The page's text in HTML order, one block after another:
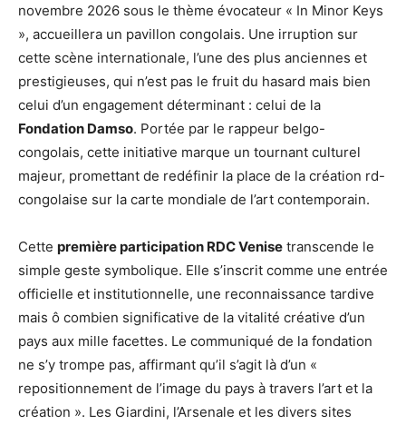
novembre 2026 sous le thème évocateur « In Minor Keys
», accueillera un pavillon congolais. Une irruption sur
cette scène internationale, l’une des plus anciennes et
prestigieuses, qui n’est pas le fruit du hasard mais bien
celui d’un engagement déterminant : celui de la
Fondation Damso. Portée par le rappeur belgo-
congolais, cette initiative marque un tournant culturel
majeur, promettant de redéfinir la place de la création rd-
congolaise sur la carte mondiale de l’art contemporain.
Cette première participation RDC Venise transcende le
simple geste symbolique. Elle s’inscrit comme une entrée
officielle et institutionnelle, une reconnaissance tardive
mais ô combien significative de la vitalité créative d’un
pays aux mille facettes. Le communiqué de la fondation
ne s’y trompe pas, affirmant qu’il s’agit là d’un «
repositionnement de l’image du pays à travers l’art et la
création ». Les Giardini, l’Arsenale et les divers sites